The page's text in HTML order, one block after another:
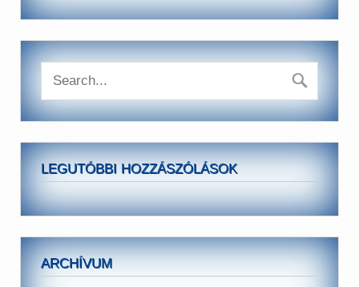
LEGUTÓBBI HOZZÁSZÓLÁSOK
ARCHÍVUM